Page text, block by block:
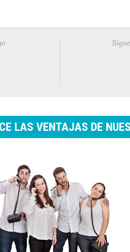
LAS VENTAJAS DE